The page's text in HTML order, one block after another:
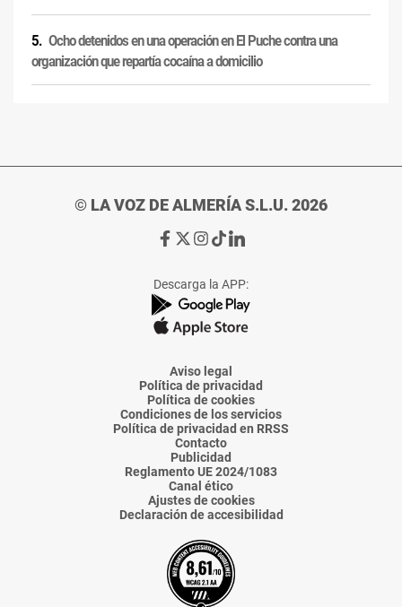
Ocho detenidos en una operación en El Puche contra una
organización que repartía cocaína a domicilio
© LA VOZ DE ALMERÍA S.L.U. 2026
Ir
de
La
Voz
Almería
Ir
de
La
Voz
Almería
Ir
de
La
Voz
Almería
Ir
de
La
Voz
Almería
Ir
de
La
Voz
Descarga la APP:
Aviso legal
Política de privacidad
Política de cookies
Condiciones de los servicios
Política de privacidad en RRSS
Contacto
Publicidad
Reglamento UE 2024/1083
Canal ético
Ajustes de cookies
Declaración de accesibilidad